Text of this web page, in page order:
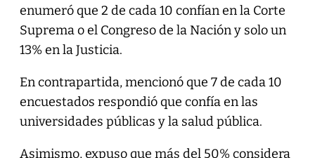
enumeró que 2 de cada 10 confían en la Corte
Suprema o el Congreso de la Nación y solo un
13% en la Justicia.
En contrapartida, mencionó que 7 de cada 10
encuestados respondió que confía en las
universidades públicas y la salud pública.
Asimismo, expuso que más del 50% considera